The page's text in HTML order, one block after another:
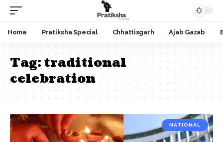
Home Pratiksha Special Chhattisgarh Ajab Gazab
Tag:traditional
celebration
NATIONAL